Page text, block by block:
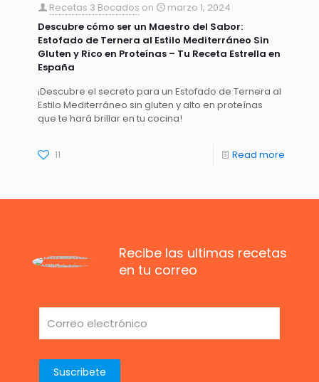
Recetas 3 Bocados on
marzo 1, 2024
Descubre cómo ser un Maestro del Sabor:
Estofado de Ternera al Estilo Mediterráneo Sin
Gluten y Rico en Proteínas – Tu Receta Estrella en
España
¡Descubre el secreto para un Estofado de Ternera al
Estilo Mediterráneo sin gluten y alto en proteínas
que te hará brillar en tu cocina!
11 Read more
Recibe las ultimas recetas
en tu correo